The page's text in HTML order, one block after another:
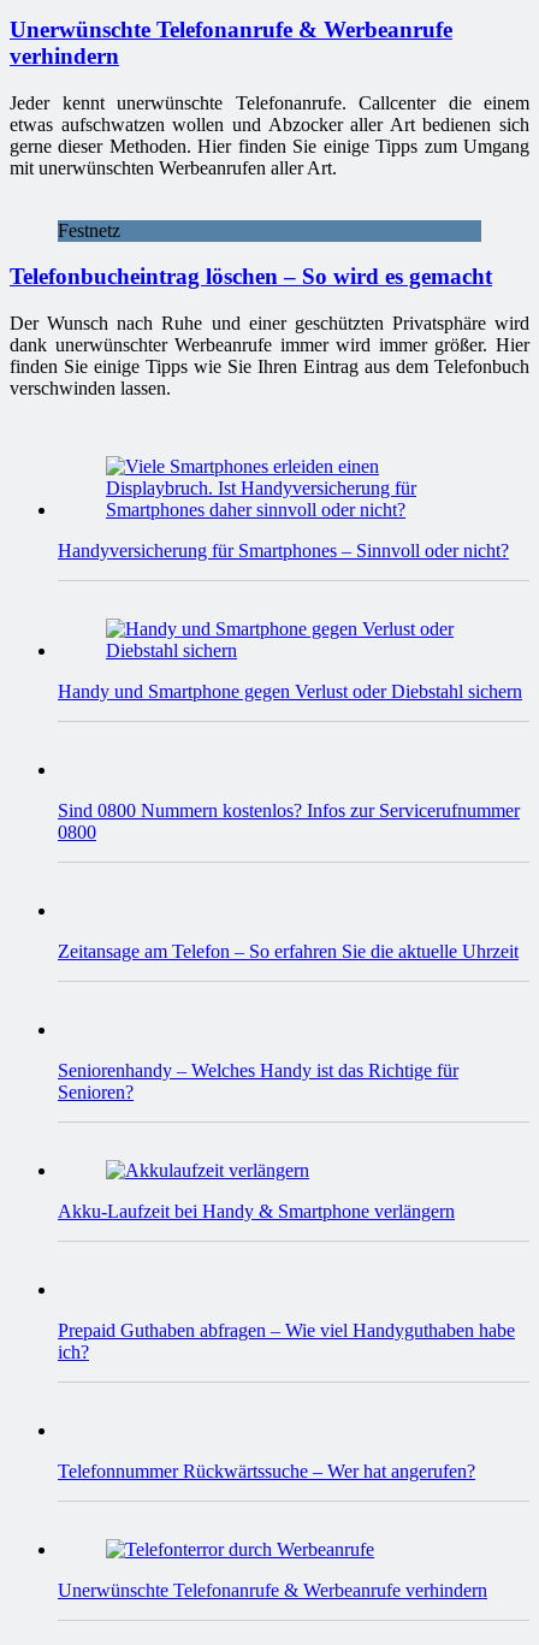
Unerwünschte Telefonanrufe & Werbeanrufe
verhindern
Jeder kennt unerwünschte Telefonanrufe. Callcenter die einem
etwas aufschwatzen wollen und Abzocker aller Art bedienen sich
gerne dieser Methoden. Hier finden Sie einige Tipps zum Umgang
mit unerwünschten Werbeanrufen aller Art.
Festnetz
Telefonbucheintrag löschen – So wird es gemacht
Der Wunsch nach Ruhe und einer geschützten Privatsphäre wird
dank unerwünschter Werbeanrufe immer wird immer größer. Hier
finden Sie einige Tipps wie Sie Ihren Eintrag aus dem Telefonbuch
verschwinden lassen.
Handyversicherung für Smartphones – Sinnvoll oder nicht?
Handy und Smartphone gegen Verlust oder Diebstahl sichern
Sind 0800 Nummern kostenlos? Infos zur Servicerufnummer
0800
Zeitansage am Telefon – So erfahren Sie die aktuelle Uhrzeit
Seniorenhandy – Welches Handy ist das Richtige für
Senioren?
Akku-Laufzeit bei Handy & Smartphone verlängern
Prepaid Guthaben abfragen – Wie viel Handyguthaben habe
ich?
Telefonnummer Rückwärtssuche – Wer hat angerufen?
Unerwünschte Telefonanrufe & Werbeanrufe verhindern